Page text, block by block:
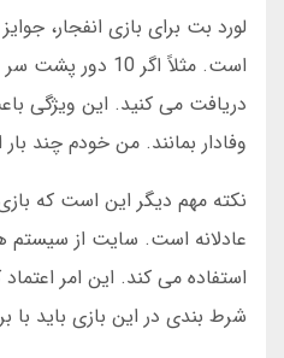
لورد بت برای بازی انفجار،
است. مثلاً اگر 10
دریافت می کنید. این ویژگی
وفادار بمانند. من خودم چند
نکته مهم دیگر این است که
عادلانه است. سایت از
استفاده می کند. این امر
شرط بندی در این بازی باید با